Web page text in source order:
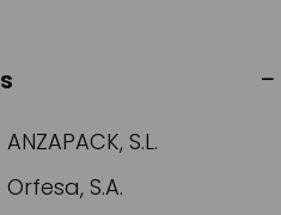
ANZAPACK, S.L.
Orfesa, S.A.